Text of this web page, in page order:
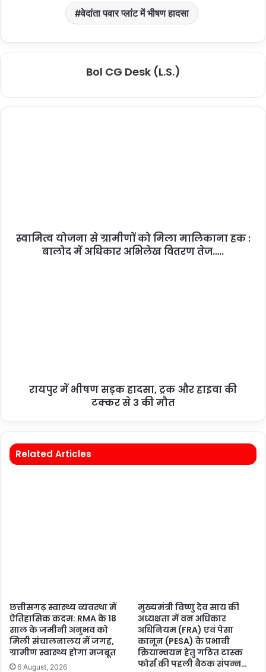
वेदांता पवार प्लांट में भीषण हादसा
Bol CG Desk (L.S.)
स्वामित्व योजना से ग्रामीणों को मिला मालिकाना हक :
बालोद में अधिकार अभिलेख वितरण तेज…..
रायपुर में भीषण सड़क हादसा, ट्रक और हाइवा की
टक्कर से 3 की मौत
Related Articles
छत्तीसगढ़ स्वास्थ्य व्यवस्था में
ऐतिहासिक कदम: RMA के 18
साल के जमीनी अनुभव को
मिली संचालनालय में जगह,
ग्रामीण स्वास्थ्य होगा मजबूत
6 August, 2026
मुख्यमंत्री विष्णु देव साय की
अध्यक्षता में वन अधिकार
अधिनियम (FRA) एवं पेसा
कानून (PESA) के प्रभावी
क्रियान्वयन हेतु गठित टास्क
फोर्स की पहली बैठक संपन्न…